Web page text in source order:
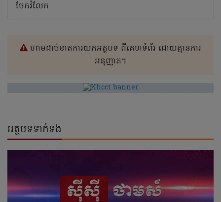
ចែករំលែក
ហាមដាច់ខាតការយកអត្ថបទ ពីគេហទំព័រ ដោយគ្មានការ
អនុញ្ញាត។
អត្ថបទទាក់ទង